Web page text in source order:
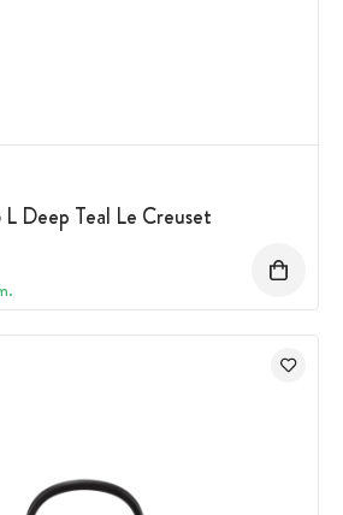
Deep Teal Le Creuset